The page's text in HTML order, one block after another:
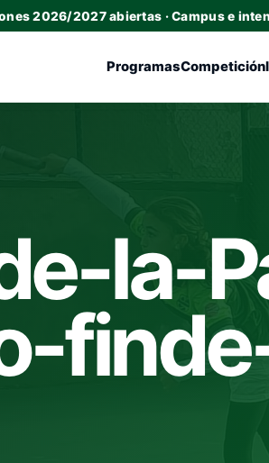
2026/2027 abiertas · Campus e
ProgramasCompetición
la-